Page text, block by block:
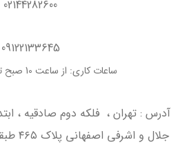
02144282600
09122133645
ساعات کاری: از ساعت 10 صبح تا ساعت 9 شب
آدرس : تهران ، فلکه دوم صادقیه ،